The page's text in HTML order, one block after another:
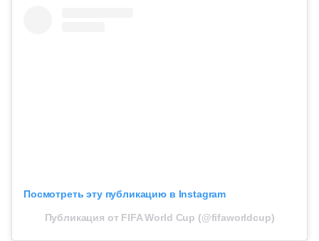
Посмотреть эту публикацию в Instagram
Публикация от FIFA World Cup (@fifaworldcup)